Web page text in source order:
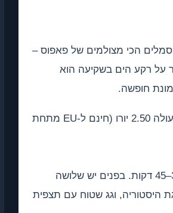
של פאפוס –
בשקיעה הוא
הכניסה למבצר עולה 2.50 יורו (חינם ל-EU מתחת
דקות. בפנים יש שלושה
וגג שטוח עם תצפית